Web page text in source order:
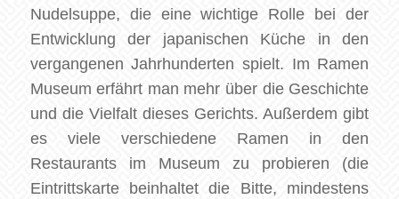
Nudelsuppe, die eine wichtige Rolle bei der
Entwicklung der japanischen Küche in den
vergangenen Jahrhunderten spielt. Im Ramen
Museum erfährt man mehr über die Geschichte
und die Vielfalt dieses Gerichts. Außerdem gibt
es viele verschiedene Ramen in den
Restaurants im Museum zu probieren (die
Eintrittskarte beinhaltet die Bitte, mindestens